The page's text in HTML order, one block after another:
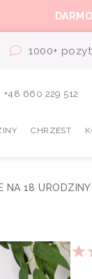
1000+
+48 660 229 512
CHRZEST
NA 18